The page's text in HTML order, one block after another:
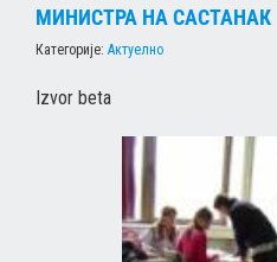
МИНИСТРА НА САСТАНАК
Категорије: Актуелно
Izvor beta